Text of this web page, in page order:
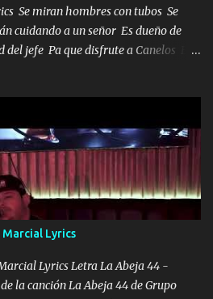
Se miran hombres con tubos Se
cuidando a un señor Es dueño de
del jefe Pa que disfrute a Canelos Es
es platica de grandes por eso hay
para atender los deberes
problema de confianza tengo gente
y también Pariente 7 arreglan
cuestión que ordené NOS HACE
ERA EL 24 SIEMPRE FUE UN
M'URIÓ PELEAND0 SIEMPRE
SIGA EL LEGADO Es el DOS de
inteligente y com...
Marcial Lyrics
Lyrics Letra La Abeja 44 -
la canción La Abeja 44 de Grupo